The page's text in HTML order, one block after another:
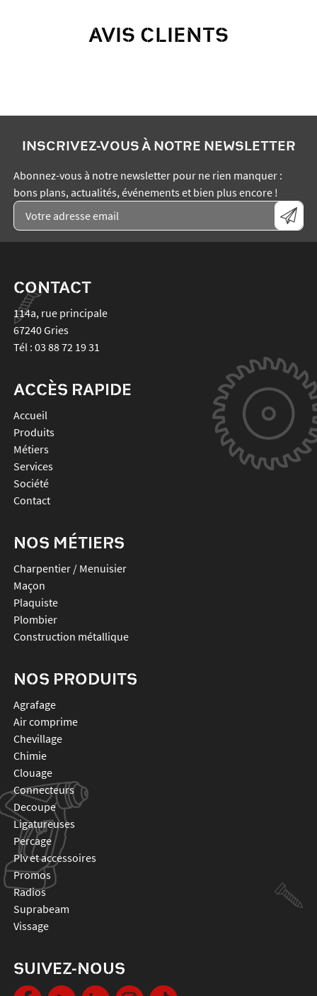
AVIS CLIENTS
INSCRIVEZ-VOUS À NOTRE NEWSLETTER
Abonnez-vous à notre newsletter pour ne rien manquer :
bons plans, actualités, événements et bien plus encore !
CONTACT
114a, rue principale
67240Gries
Tél : 03 88 72 19 31
ACCÈS RAPIDE
Accueil
Produits
Métiers
Services
Société
Contact
NOS MÉTIERS
Charpentier / Menuisier
Maçon
Plaquiste
Plombier
Construction métallique
NOS PRODUITS
agrafage
air comprime
chevillage
chimie
clouage
connecteurs
decoupe
ligatureuses
percage
plv et accessoires
promos
radios
suprabeam
vissage
SUIVEZ-NOUS